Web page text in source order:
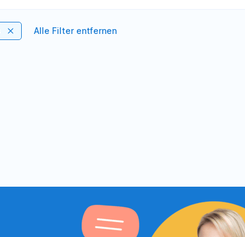
Alle Filter entfernen